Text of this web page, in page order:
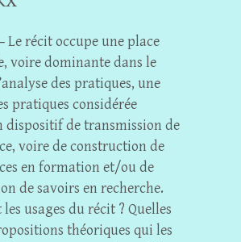
Le récit occupe une place
voire dominante dans le
des pratiques, une
pratiques considérée
dispositif de transmission de
voire de construction de
en formation et/ou de
de savoirs en recherche.
les usages du récit ? Quelles
théoriques qui les